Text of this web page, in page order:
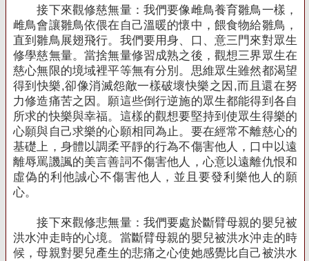
接下來觀修慈無量：我們要像雌鳥養育雛鳥一樣，
雌鳥會讓雛鳥依偎在自己溫暖的懷中，餵食物給雛鳥，
直到雛鳥展翅飛行。我們要用身、口、意三門來對眾生
修學慈無量。當捨無量修習成熟之後，觀想三界眾生在
慈心無限的境域裡平等無有分別。思維眾生雖然都渴望
得到快樂,卻像消滅怨敵一樣破壞快樂之因 ,而且還在努
力修造痛苦之因。願這些倒行逆施的眾生都能得到各自
所求的快樂與幸福。這樣的觀想要堅持到使眾生得樂的
心願與自己求樂的心願相同為止。要在經常不離慈心的
基礎上，身體以調柔平靜的行為不傷害他人，口中以遠
離辱罵譏諷的美言善詞不傷害他人，心意以遠離仇恨和
虛偽的利他誠心不傷害他人，並且要發利樂他人的願
心。
接下來觀修悲無量：我們要處於斷臂母親的嬰兒被
洪水沖走時的心境。當斷臂母親的嬰兒被洪水沖走的時
候，母親對嬰兒產生的悲痛之心使她感覺比自己被洪水